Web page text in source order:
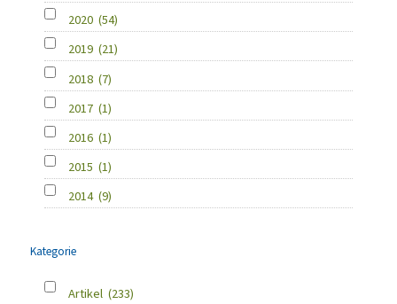
2020 (54)
2019 (21)
2018 (7)
2017 (1)
2016 (1)
2015 (1)
2014 (9)
Kategorie
Artikel (233)